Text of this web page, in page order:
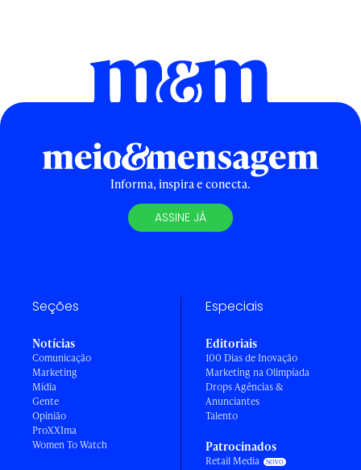
Informa, inspira e conecta.
ASSINE JÁ
Seções
Notícias
Comunicação
Marketing
Mídia
Gente
Opinião
ProXXIma
Women To Watch
Especiais
Editoriais
100 Dias de Inovação
Marketing na Olimpíada
Drops Agências &
Anunciantes
Talento
Patrocinados
Retail Media